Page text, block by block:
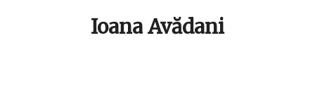
Ioana Avădani